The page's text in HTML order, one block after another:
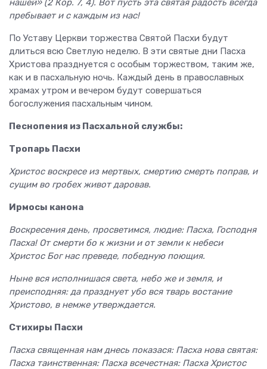
нашей» (2 Кор. 7, 4). Вот пусть эта святая радость всегда
пребывает и с каждым из нас!
По Уставу Церкви торжества Святой Пасхи будут
длиться всю Светлую неделю. В эти святые дни Пасха
Христова празднуется с особым торжеством, таким же,
как и в пасхальную ночь. Каждый день в православных
храмах утром и вечером будут совершаться
богослужения пасхальным чином.
Песнопения из Пасхальной службы:
Тропарь Пасхи
Христос воскресе из мертвых, смертию смерть поправ, и
сущим во гробех живот даровав.
Ирмосы канона
Воскресения день, просветимся, людие: Пасха, Господня
Пасха! От смерти бо к жизни и от земли к небеси
Христос Бог нас преведе, победную поющия.
Ныне вся исполнишася света, небо же и земля, и
преисподняя: да празднует убо вся тварь востание
Христово, в немже утверждается.
Стихиры Пасхи
Пасха священная нам днесь показася: Пасха нова святая:
Пасха таинственная: Пасха всечестная: Пасха Христос